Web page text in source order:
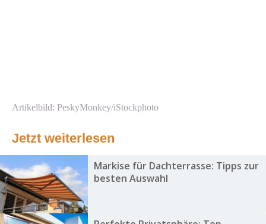
Artikelbild: PeskyMonkey/iStockphoto
Jetzt weiterlesen
Markise für Dachterrasse: Tipps zur
besten Auswahl